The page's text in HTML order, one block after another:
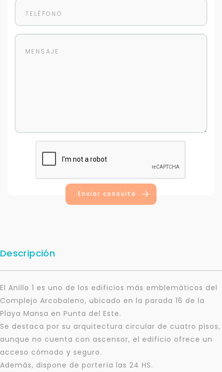
Enviar consulta
Descripción
El Anillo 1 es uno de los edificios más emblemáticos del
Complejo Arcobaleno, ubicado en la parada 16 de la
Playa Mansa en Punta del Este.
Se destaca por su arquitectura circular de cuatro pisos,
aunque no cuenta con ascensor, el edificio ofrece un
acceso cómodo y seguro.
Además, dispone de portería las 24 HS.